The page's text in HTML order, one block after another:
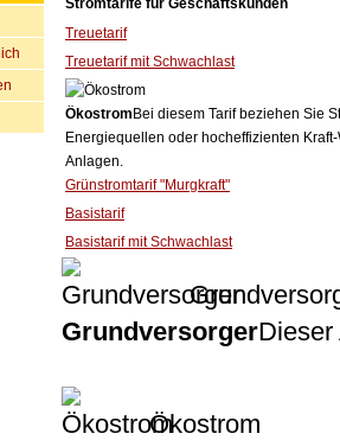
Stromtarife für Geschäftskunden
Treuetarif
Treuetarif mit Schwachlast
Ökostrom Bei diesem Tarif beziehen Sie
Energiequellen oder hocheffizienten
Anlagen.
Grünstromtarif "Murgkraft"
Basistarif
Basistarif mit Schwachlast
GrundversorgerDieser
Ökostrom